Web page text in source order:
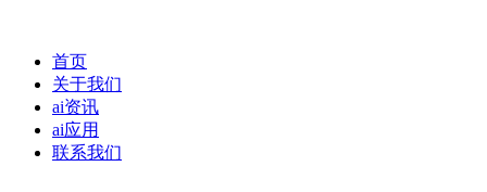
首页
关于我们
ai资讯
ai应用
联系我们